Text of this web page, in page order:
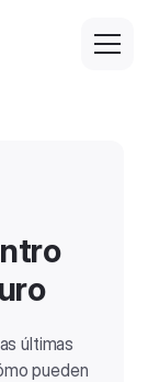
últimas
pueden